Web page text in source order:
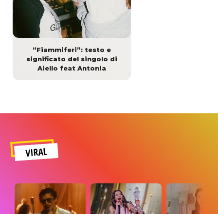
“Fiammiferi”: testo e
significato del singolo di
Aiello feat Antonia
VIRAL